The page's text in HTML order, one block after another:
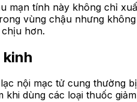
mạn tính này không chỉ
vùng chậu nhưng
hơn.
nội mạc tử cung thường
khi dùng các loại thuốc